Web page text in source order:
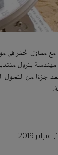
مع مقاول الحفر في
بترول
جزءًا من التحول
2019